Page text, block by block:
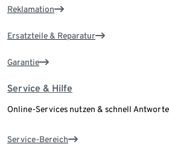
Reklamation
Ersatzteile & Reparatur
Garantie
Service & Hilfe
Online-Services nutzen & schnell
Service-Bereich